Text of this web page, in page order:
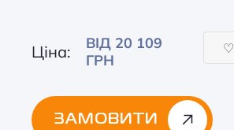
Ціна:
ВІД 20 109
ГРН
ЗАМОВИТИ